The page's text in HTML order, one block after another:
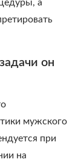
а
он
мужского
при
на